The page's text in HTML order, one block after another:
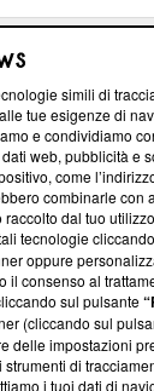
informazioni
editoriali e
Inoltre, afferma
with Integrity’
programma, ma
non ha ancora
simili di
tue esigenze di
e condividiamo
web, pubblicità e
come
combinarle con
dal tuo
tecnologie
oppure
il consenso al
sul pulsante
(cliccando sul
delle impostazioni
strumenti di
i tuoi dati di